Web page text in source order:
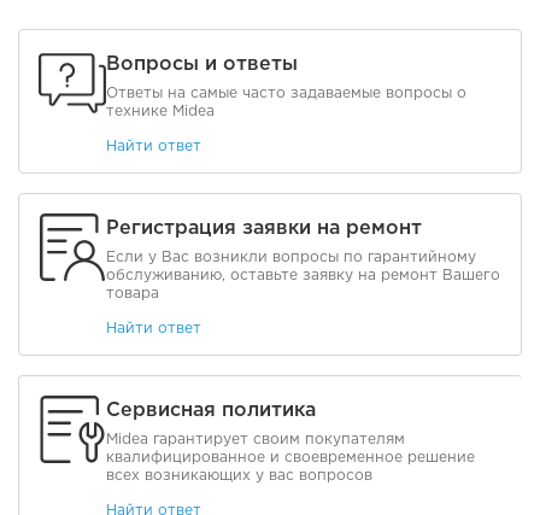
Вопросы и ответы
Ответы на самые часто задаваемые вопросы о
технике Midea
Найти ответ
Регистрация заявки на ремонт
Если у Вас возникли вопросы по гарантийному
обслуживанию, оставьте заявку на ремонт Вашего
товара
Найти ответ
Сервисная политика
Midea гарантирует своим покупателям
квалифицированное и своевременное решение
всех возникающих у вас вопросов
Найти ответ